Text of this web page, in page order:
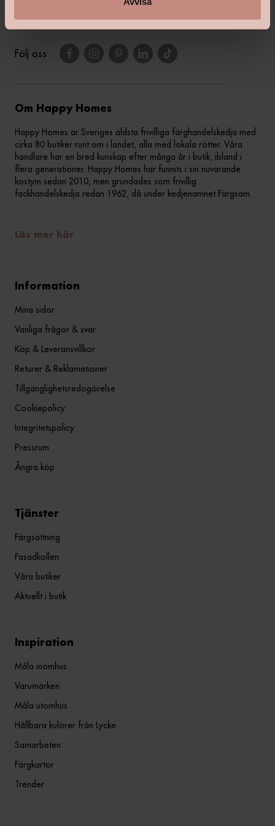
Följ oss:
Om Happy Homes
Happy Homes är Sveriges äldsta frivilliga färghandelskedja med
cirka 80 butiker runt om i landet, alla med lokala rötter. Våra
handlare har en bred kunskap efter många år i butik, ibland i
flera generationer. Happy Homes har funnits i sin nuvarande
kostym sedan 2010, men grundades som frivillig
fackhandelskedja redan 1962, då under kedjenamnet Färgsam.
Läs mer här
Information
Mina sidor
Vanliga frågor & svar
Köp & Leveransvillkor
Returer & Reklamationer
Tillgänglighetsredogörelse
Cookiepolicy
Integritetspolicy
Pressrum
Ångra köp
Tjänster
Färgsättning
Fasadkollen
Våra butiker
Aktuellt i butik
Inspiration
Måla inomhus
Varumärken
Måla utomhus
Hållbara kulörer från Lycke
Samarbeten
Färgkartor
Trender